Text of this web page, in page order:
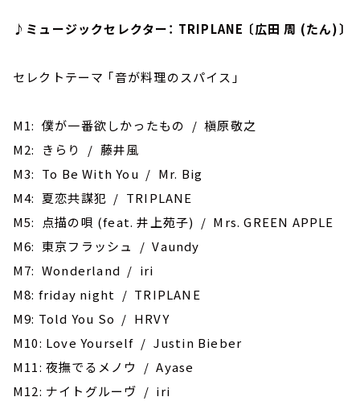
♪ミュージックセレクター： TRIPLANE 〔広田 周 (たん)〕
セレクトテーマ ｢音が料理のスパイス｣
M1: 僕が一番欲しかったもの / 槇原敬之
M2: きらり / 藤井風
M3: To Be With You / Mr. Big
M4: 夏恋共謀犯 / TRIPLANE
M5: 点描の唄 (feat. 井上苑子) / Mrs. GREEN APPLE
M6: 東京フラッシュ / Vaundy
M7: ‎Wonderland / iri
M8: friday night / TRIPLANE
M9: Told You So / HRVY
M10: Love Yourself / Justin Bieber
M11: 夜撫でるメノウ / Ayase
M12: ナイトグルーヴ / iri